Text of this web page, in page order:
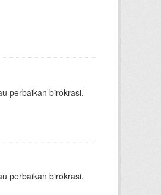
perbaikan birokrasi.
perbaikan birokrasi.